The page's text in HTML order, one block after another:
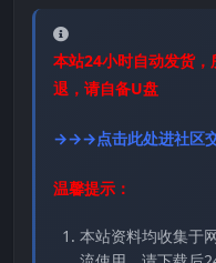
本站24小时自动发货
退，请自备U盘
→→→点击此处进社
温馨提示：
本站资料均收集于